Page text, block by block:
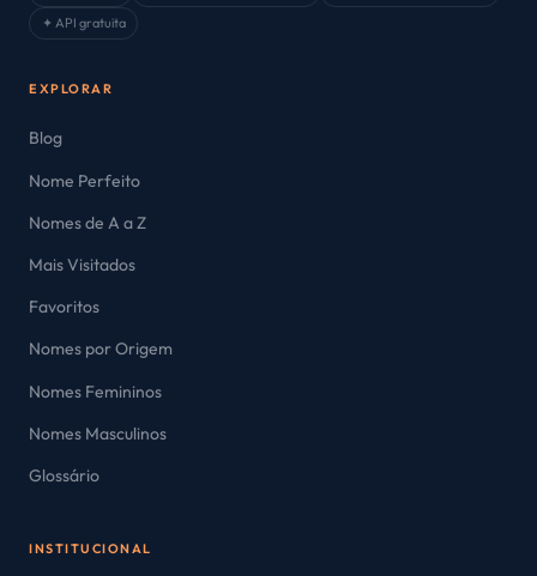
✦ API gratuita
EXPLORAR
Blog
Nome Perfeito
Nomes de A a Z
Mais Visitados
Favoritos
Nomes por Origem
Nomes Femininos
Nomes Masculinos
Glossário
INSTITUCIONAL